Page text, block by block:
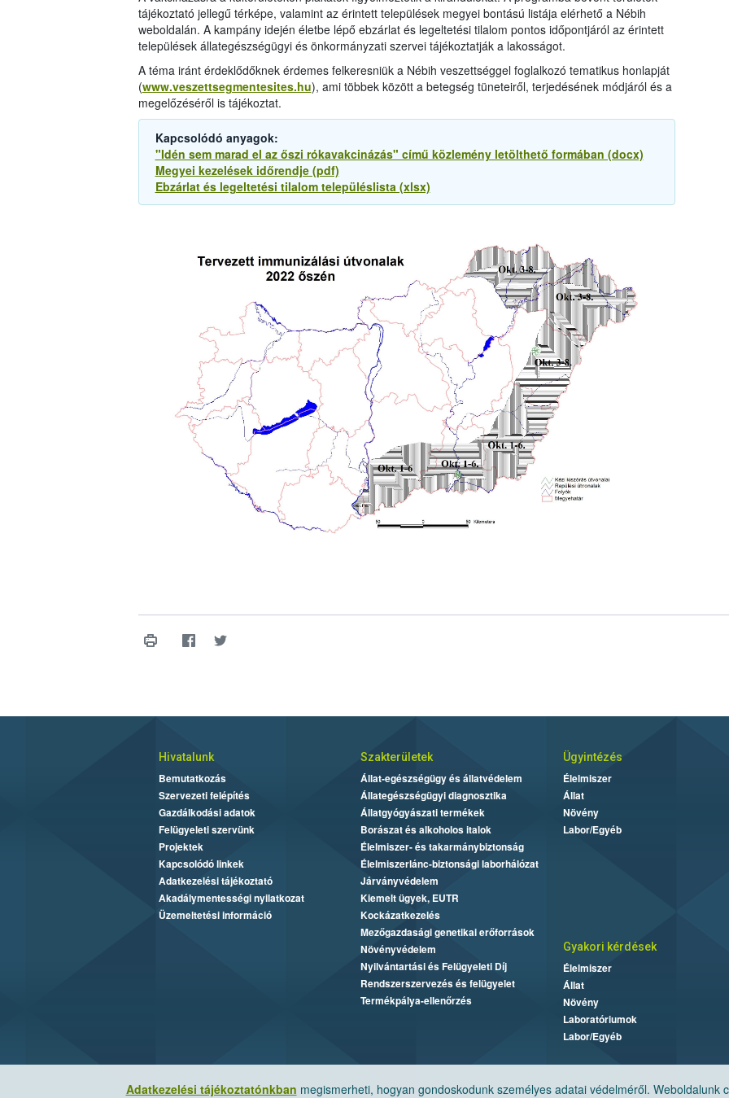
tájékoztató jellegű térképe, valamint az érintett települések megyei bontású listája elérhető a Nébih
weboldalán. A kampány idején életbe lépő ebzárlat és legeltetési tilalom pontos időpontjáról az érintett
települések állategészségügyi és önkormányzati szervei tájékoztatják a lakosságot.
A téma iránt érdeklődőknek érdemes felkeresniük a Nébih veszettséggel foglalkozó tematikus honlapját
(www.veszettsegmentesites.hu), ami többek között a betegség tüneteiről, terjedésének módjáról és a
megelőzéséről is tájékoztat.
Kapcsolódó anyagok:
"Idén sem marad el az őszi rókavakcinázás" című közlemény letölthető formában (docx)
Megyei kezelések időrendje (pdf)
Ebzárlat és legeltetési tilalom településlista (xlsx)
Adatkezelési tájékoztatónkban megismerheti, hogyan gondoskodunk személyes adatai védelméről. Weboldalunk
Hivatalunk
Bemutatkozás
Szervezeti felépítés
Gazdálkodási adatok
Felügyeleti szervünk
Projektek
Kapcsolódó linkek
Adatkezelési tájékoztató
Akadálymentességi nyilatkozat
Üzemeltetési információ
Szakterületek
Állat-egészségügy és állatvédelem
Állategészségügyi diagnosztika
Állatgyógyászati termékek
Borászat és alkoholos italok
Élelmiszer- és takarmánybiztonság
Élelmiszerlánc-biztonsági laborhálózat
Járványvédelem
Kiemelt ügyek, EUTR
Kockázatkezelés
Mezőgazdasági genetikai erőforrások
Növényvédelem
Nyilvántartási és Felügyeleti Díj
Rendszerszervezés és felügyelet
Termékpálya-ellenőrzés
Ügyintézés
Élelmiszer
Állat
Növény
Labor/Egyéb
Gyakori kérdések
Élelmiszer
Állat
Növény
Laboratóriumok
Labor/Egyéb